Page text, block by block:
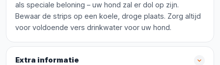
als speciale beloning – uw hond zal er dol op zijn.
Bewaar de strips op een koele, droge plaats. Zorg altijd
voor voldoende vers drinkwater voor uw hond.
Extra informatie